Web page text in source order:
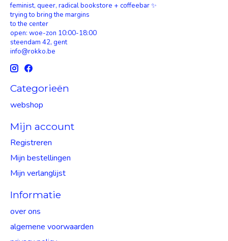
feminist, queer, radical bookstore + coffeebar ✨
trying to bring the margins
to the center
open: woe-zon 10:00-18:00
steendam 42, gent
info@rokko.be
Categorieën
webshop
Mijn account
Registreren
Mijn bestellingen
Mijn verlanglijst
Informatie
over ons
algemene voorwaarden